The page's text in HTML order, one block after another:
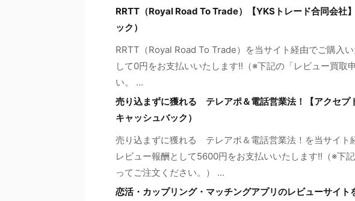
RRTT（Royal Road To Trade）【YKSトレード合同会社
ック）
RRTT（Royal Road To Trade）を当サイト経由でご購入
して0円をお支払いいたします!!（※下記の「レビュー買取
い。 ...
売り込まずに獲れる テレアポ＆電話営業法！【アクセプ
キャッシュバック）
売り込まずに獲れる テレアポ＆電話営業法！を当サイト
レビュー報酬として5600円をお支払いいたします!!（※下
ってご注文ください。） ...
恋活・カップリング・マッチングアプリのレビューサイ